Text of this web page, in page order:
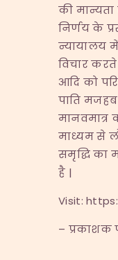
की
निर्णय के
न्यायालय में
विचार करते
आदि को
पाति
मानवमात्र
माध्यम से
समृद्धि का
है |
Visit:
– प्रकाशक